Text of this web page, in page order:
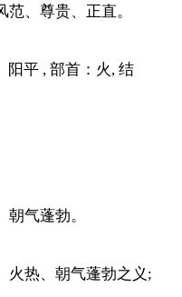
、尊贵、正直。
阳平 , 部首：火, 结
气蓬勃。
火热、朝气蓬勃之义;